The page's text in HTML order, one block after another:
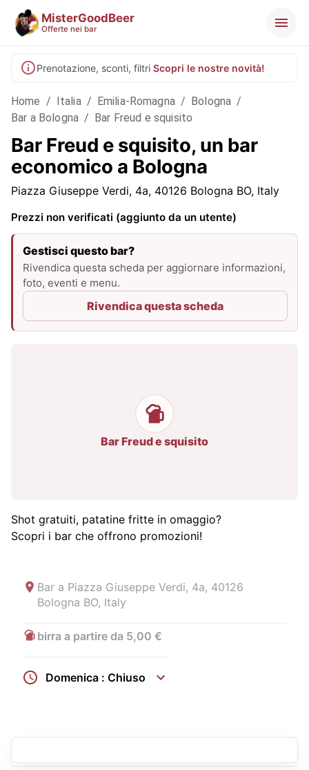
MisterGoodBeer
Offerte nei bar
Prenotazione, sconti, filtri Scopri le nostre novità!
Home / Italia / Emilia-Romagna / Bologna /
Bar a Bologna / Bar Freud e squisito
Bar Freud e squisito, un bar
economico a Bologna
Piazza Giuseppe Verdi, 4a, 40126 Bologna BO, Italy
Prezzi non verificati (aggiunto da un utente)
Gestisci questo bar?
Rivendica questa scheda per aggiornare informazioni,
foto, eventi e menu.
Rivendica questa scheda
Bar Freud e squisito
Shot gratuiti, patatine fritte in omaggio?
Scopri i bar che offrono promozioni!
Bar a Piazza Giuseppe Verdi, 4a, 40126
Bologna BO, Italy
birra a partire da 5,00 €
Domenica : Chiuso